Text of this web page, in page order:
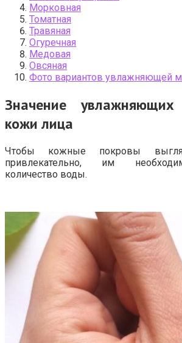
Морковная
Томатная
Травяная
Огуречная
Медовая
Овсяная
Фото вариантов увлажняющей
Значение
кожи лица
Чтобы кожные покровы
привлекательно, им
количество воды.